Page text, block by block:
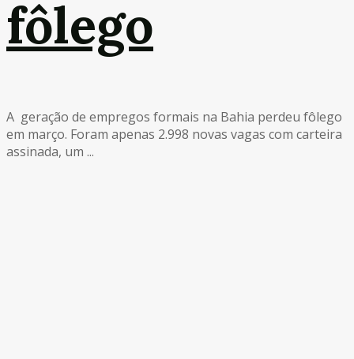
fôlego
A geração de empregos formais na Bahia perdeu fôlego
em março. Foram apenas 2.998 novas vagas com carteira
assinada, um ...